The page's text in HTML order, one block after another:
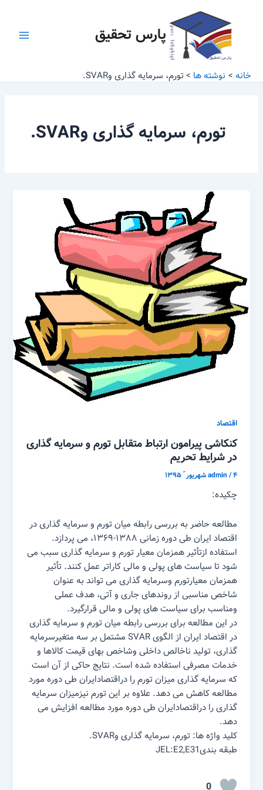
پارس تحقیق
خانه نوشته ها تورم، سرمایه گذاری وSVAR.
تورم، سرمایه گذاری وSVAR.
اقتصاد
کنکاشی پیرامون ارتباط متقابل تورم و سرمایه گذاری
در شرایط تحریم
admin/۴ شهریور ّ ۱۳۹۵
چکیده:
مطالعه حاضر به بررسی رابطه میان تورم و سرمایه گذاری در
اقتصاد ایران طی دوره زمانی ۱۳۸۸-۱۳۶۹، می پردازد.
استفاده ازتأثیر همزمان معیار تورم و سرمایه گذاری سبب می
شود تا سیاست های پولی و مالی کاراتر عمل کنند. تأثیر
همزمان معیارتورم وسرمایه گذاری می تواند به عنوان
شاخص مناسبی از روندهای جاری و آتی، هدف عملی
ومناسب برای سیاست های پولی و مالی قرارگیرد.
در این مطالعه برای بررسی رابطه میان تورم و سرمایه گذاری
در اقتصاد ایران از الگوی SVAR مشتمل بر سه متغیرسرمایه
گذاری، تولید ناخالص داخلی وشاخص بهای قیمت کالاها و
خدمات مصرفی استفاده شده است. نتایج حاکی از آن است
که سرمایه گذاری میزان تورم را دراقتصادایران طی دوره مورد
مطالعه کاهش می دهد. علاوه بر این تورم نیزمیزان سرمایه
گذاری را دراقتصادایران طی دوره مورد مطالعه افزایش می
دهد.
کلید واژه ها: تورم، سرمایه گذاری وSVAR.
طبقه بندیJEL:E2,E31
0